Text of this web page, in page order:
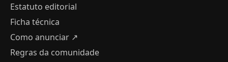
Estatuto editorial
Ficha técnica
Como anunciar ↗
Regras da comunidade